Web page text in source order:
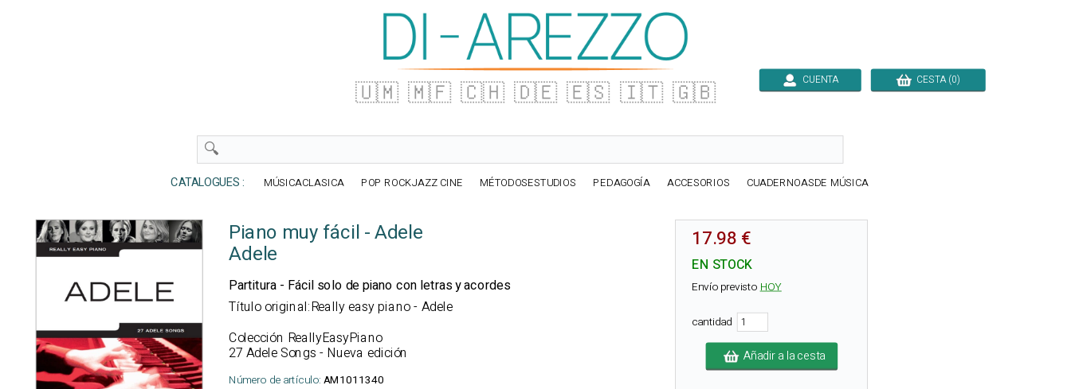
🇺🇲 🇲🇫 🇨🇭 🇩🇪 🇪🇸 🇮🇹 🇬🇧 CUENTA CESTA (0)
CATALOGUES : MÚSICACLASICA POP ROCKJAZZ CINE MÉTODOSESTUDIOS PEDAGOGÍA ACCESORIOS CUADERNOASDE MÚSICA
Piano muy fácil - Adele
Adele
Partitura - Fácil solo de piano con letras y acordes
Título original:Really easy piano - Adele
Colección ReallyEasyPiano
27 Adele Songs - Nueva edición
Número de artículo: AM1011340
17.98 €
EN STOCK
Envío previstoHOY
cantidad
Añadir a la cesta